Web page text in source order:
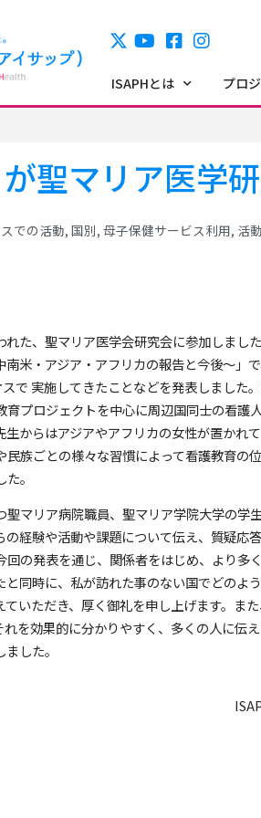
ISAPHとは プロ
聖マリア医学
での活動, 国別, 母子保健サービス利用, 活
た、聖マリア医学会研究会に参加しまし
米・アジア・アフリカの報告と今後～」
で 実施してきたことなどを発表しました
プロジェクトを中心に周辺国同士の看護
からはアジアやアフリカの女性が置かれ
族ごとの様々な習慣によって看護教育の
。
マリア病院職員、聖マリア学院大学の学
経験や活動や課題について伝え、質疑応
の発表を通じ、関係者をはじめ、より多
同時に、私が訪れた事のない国でどのよ
いただき、厚く御礼を申し上げます。ま
を効果的に分かりやすく、多くの人に伝
した。